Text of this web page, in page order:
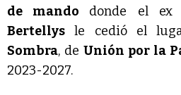
de mando donde el ex
Bertellys le cedió el
Sombra, de Unión por la
2023-2027.